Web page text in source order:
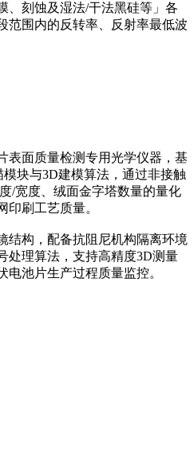
、刻蚀及湿法/干法黑硅等」各
范围内的反转率、反射率最低波
表面质量检测专用光学仪器，基
块与3D建模算法，通过非接触
/宽度、绒面金字塔数量的量化
印刷工艺质量。
结构，配备抗阻尼机构隔离环境
处理算法，支持高精度3D测量
电池片生产过程质量监控。